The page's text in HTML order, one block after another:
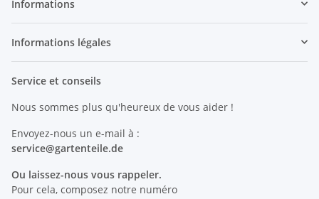
Informations
Informations légales
Service et conseils
Nous sommes plus qu'heureux de vous aider !
Envoyez-nous un e-mail à :
service@gartenteile.de
Ou laissez-nous vous rappeler.
Pour cela, composez notre numéro